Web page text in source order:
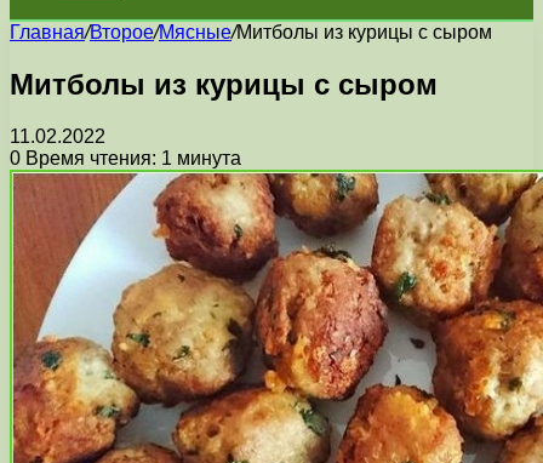
Главная/Второе/Мясные/Митболы из курицы с сыром
Митболы из курицы с сыром
11.02.2022
0 Время чтения: 1 минута